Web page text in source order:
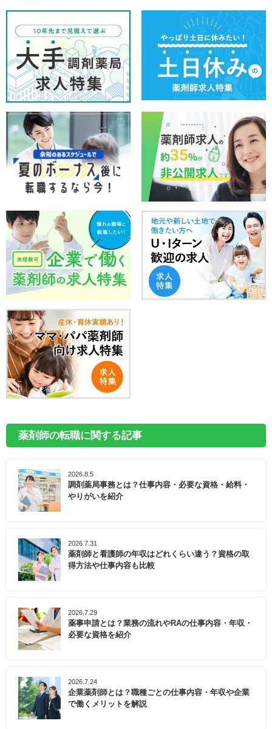
薬剤師の転職に関する記事
2026.8.5
調剤薬局事務とは？仕事内容・必要な資格・給料・
やりがいを紹介
2026.7.31
薬剤師と看護師の年収はどれくらい違う？資格の取
得方法や仕事内容も比較
2026.7.29
薬事申請とは？業務の流れやRAの仕事内容・年収・
必要な資格を紹介
2026.7.24
企業薬剤師とは？職種ごとの仕事内容・年収や企業
で働くメリットを解説